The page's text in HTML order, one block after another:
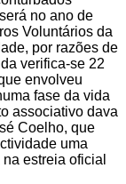
no ano de
Voluntários da
por razões de
verifica-se 22
envolveu
fase da vida
associativo dava
Coelho, que
uma
estreia oficial